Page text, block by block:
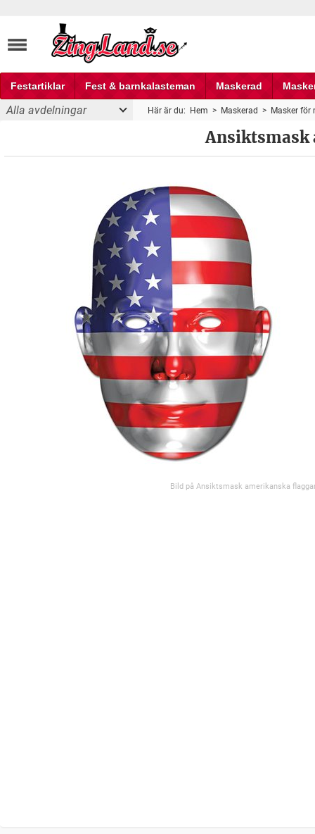
Festartiklar Fest & barnkalasteman Maskerad
Fest och partyprylar
Alla avdelningar Här är du: Hem > Maskerad > Masker för
Ansiktsmask
Bild på Ansiktsmask amerikanska